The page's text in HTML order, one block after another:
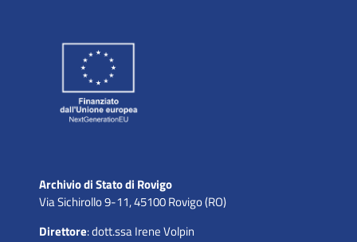
Archivio di Stato di Rovigo
Via Sichirollo 9-11, 45100 Rovigo (RO)
Direttore: dott.ssa Irene Volpin